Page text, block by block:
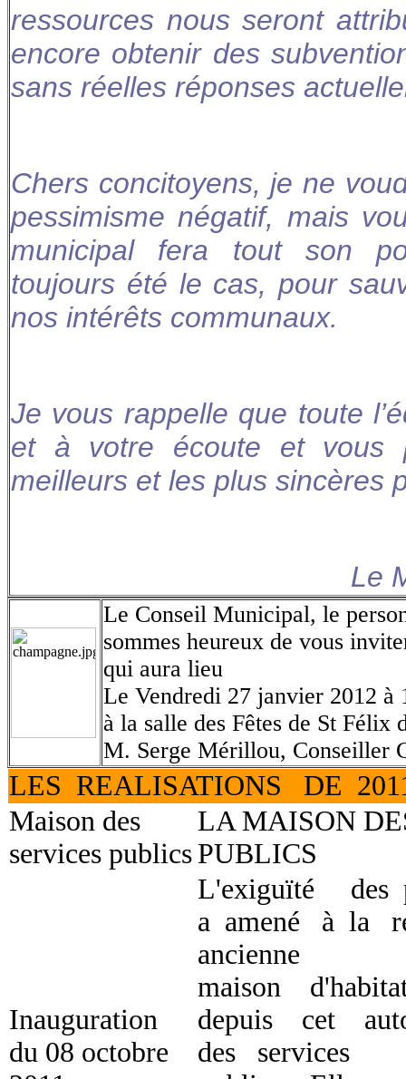
ressources nous seront
encore obtenir des
sans réelles réponses
Chers concitoyens, je ne
pessimisme négatif, mais
municipal fera tout son
toujours été le cas, pour
nos intérêts communaux.
Je vous rappelle que toute
et à votre écoute et vous
meilleurs et les plus sincères
Le
Le Conseil Municipal, le
sommes heureux de vous
qui aura lieu
Le Vendredi 27 janvier 2012 à
à la salle des Fêtes de St Félix
M. Serge Mérillou, Conseiller
LES REALISATIONS DE
Maison des
services publics
LA MAISON
PUBLICS
Inauguration
du 08 octobre
L'exiguïté des
a amené à la
ancienne
maison
depuis cet
des services